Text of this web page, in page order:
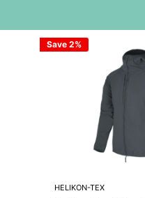
Save 2%
HELIKON-TEX